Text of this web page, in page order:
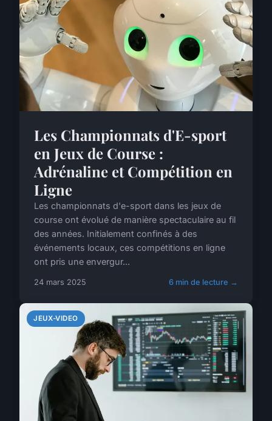
Les Championnats d'E-sport
en Jeux de Course :
Adrénaline et Compétition en
Ligne
Les championnats d'e-sport dans les jeux de
course ont évolué de manière spectaculaire au fil
des années. Initialement confinés à des
événements locaux, ces compétitions en ligne
ont pris une envergur...
24 mars 2025 6 min de lecture →
JEUX-VIDEO